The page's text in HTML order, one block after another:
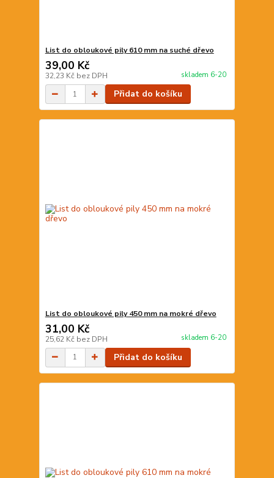
List do obloukové pily 610 mm na suché dřevo
39,00 Kč
32,23 Kč bez DPH skladem 6-20
Přidat do košíku
List do obloukové pily 450 mm na mokré dřevo
31,00 Kč
25,62 Kč bez DPH skladem 6-20
Přidat do košíku